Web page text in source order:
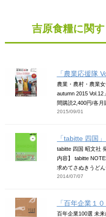
吉原食糧に関
「農業応援隊
農業・農村・農業
autumn 2015
間購読2,400円/各月
2015/09/01
「tabitte 四国
tabitte 四国 昭文社
内容】 tabitte
求めてさぬきうどん
2014/07/07
「百年企業１
百年企業100選 未